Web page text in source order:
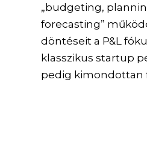
„budgeting,
forecasting”
döntéseit a P&L
klasszikus startup
pedig kimondottan